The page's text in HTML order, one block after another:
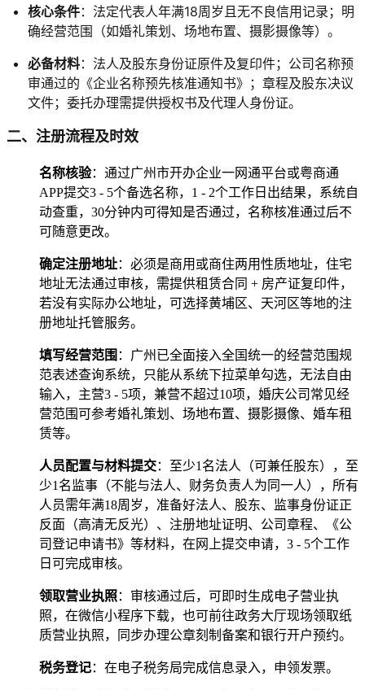
核心条件：法定代表人年满18周岁且无不良信用记录；明
确经营范围（如婚礼策划、场地布置、摄影摄像等）。
必备材料：法人及股东身份证原件及复印件；公司名称预
审通过的《企业名称预先核准通知书》；章程及股东决议
文件；委托办理需提供授权书及代理人身份证。
二、注册流程及时效
名称核验：通过广州市开办企业一网通平台或粤商通
APP提交3 - 5个备选名称，1 - 2个工作日出结果，系统自
动查重，30分钟内可得知是否通过，名称核准通过后不
可随意更改。
确定注册地址：必须是商用或商住两用性质地址，住宅
地址无法通过审核，需提供租赁合同 + 房产证复印件，
若没有实际办公地址，可选择黄埔区、天河区等地的注
册地址托管服务。
填写经营范围 ：广州已全面接入全国统一的经营范围规
范表述查询系统，只能从系统下拉菜单勾选，无法自由
输入，主营3 - 5项，兼营不超过10项，婚庆公司常见经
营范围可参考婚礼策划、场地布置、摄影摄像、婚车租
赁等。
人员配置与材料提交：至少1名法人（可兼任股东），至
少1名监事（不能与法人、财务负责人为同一人），所有
人员需年满18周岁，准备好法人、股东、监事身份证正
反面（高清无反光）、注册地址证明、公司章程、《公
司登记申请书》等材料，在网上提交申请，3 - 5个工作
日可完成审核。
领取营业执照：审核通过后，可即时生成电子营业执
照，在微信小程序下载，也可前往政务大厅现场领取纸
质营业执照，同步办理公章刻制备案和银行开户预约。
税务登记：在电子税务局完成信息录入，申领发票。